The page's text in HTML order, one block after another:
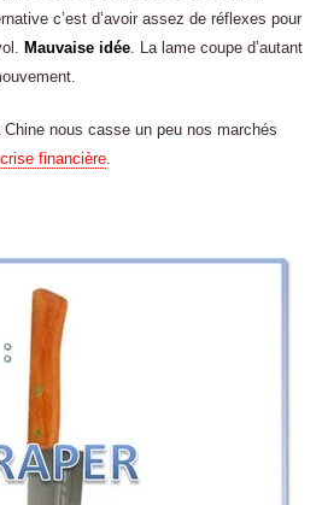
c’est d’avoir assez de réflexes pour
Mauvaise idée. La lame coupe d’autant
nous casse un peu nos marchés
financière.